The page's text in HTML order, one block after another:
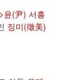
윤(尹) 서흥
징미(徵美)